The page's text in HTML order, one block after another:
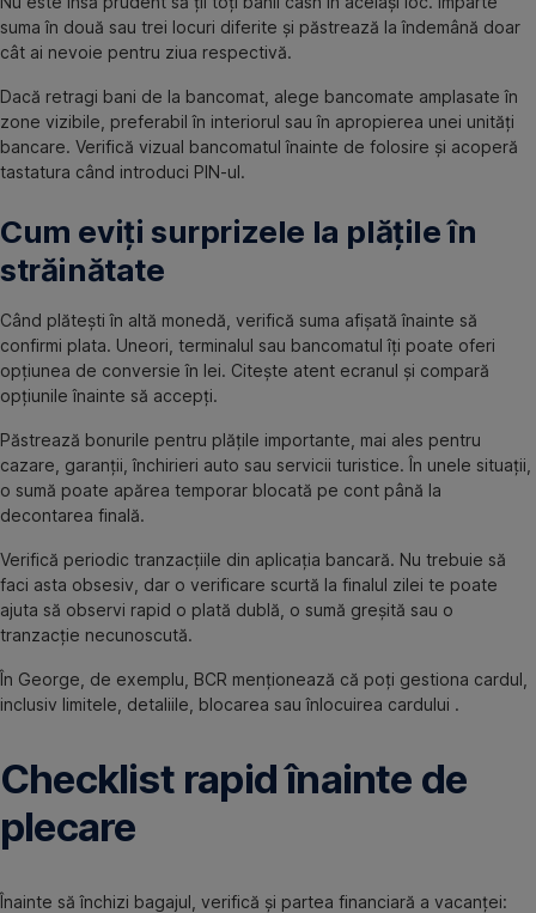
suma în două sau trei locuri diferite și păstrează la îndemână doar
cât ai nevoie pentru ziua respectivă.
Dacă retragi bani de la bancomat, alege bancomate amplasate în
zone vizibile, preferabil în interiorul sau în apropierea unei unități
bancare. Verifică vizual bancomatul înainte de folosire și acoperă
tastatura când introduci PIN-ul.
Cum eviți surprizele la plățile în
străinătate
Când plătești în altă monedă, verifică suma afișată înainte să
confirmi plata. Uneori, terminalul sau bancomatul îți poate oferi
opțiunea de conversie în lei. Citește atent ecranul și compară
opțiunile înainte să accepți.
Păstrează bonurile pentru plățile importante, mai ales pentru
cazare, garanții, închirieri auto sau servicii turistice. În unele situații,
o sumă poate apărea temporar blocată pe cont până la
decontarea finală.
Verifică periodic tranzacțiile din aplicația bancară. Nu trebuie să
faci asta obsesiv, dar o verificare scurtă la finalul zilei te poate
ajuta să observi rapid o plată dublă, o sumă greșită sau o
tranzacție necunoscută.
În George, de exemplu, BCR menționează că poți gestiona cardul,
inclusiv limitele, detaliile, blocarea sau înlocuirea cardului .
Checklist rapid înainte de
plecare
Înainte să închizi bagajul, verifică și partea financiară a vacanței: